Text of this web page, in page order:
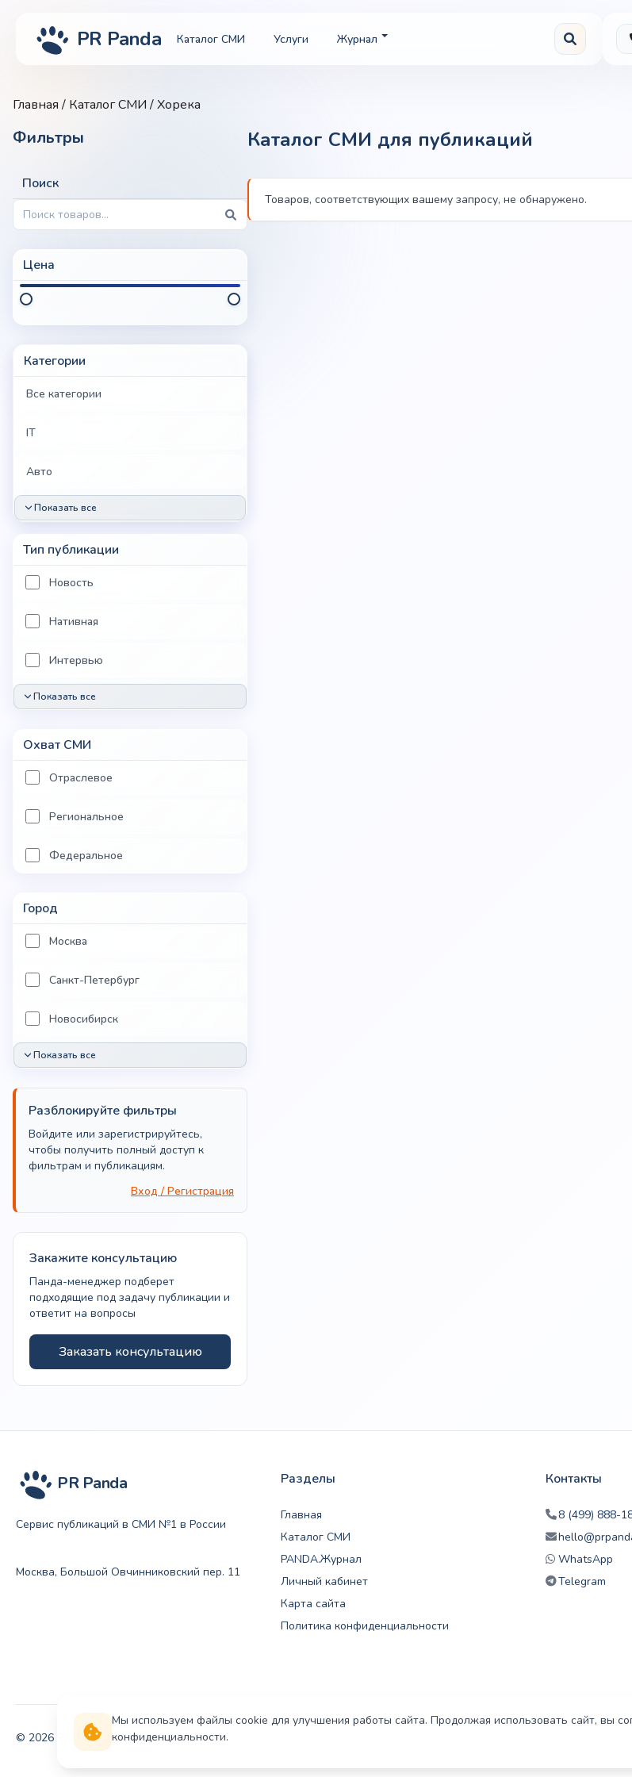
PR Panda Каталог СМИ Услуги Журнал
Главная/ Каталог СМИ/ Хорека
Фильтры
Поиск
Цена
Категории
Все категории
IT
Авто
Показать все
Тип публикации
Новость
Нативная
Интервью
Показать все
Охват СМИ
Отраслевое
Региональное
Федеральное
Город
Москва
Санкт-Петербург
Новосибирск
Показать все
Разблокируйте фильтры
Войдите или зарегистрируйтесь,
чтобы получить полный доступ к
фильтрам и публикациям.
Вход / Регистрация
Закажите консультацию
Панда-менеджер подберет
подходящие под задачу публикации и
ответит на вопросы
Заказать консультацию
Каталог СМИ для публикаций
Товаров, соответствующих вашему запросу, не обнаружено.
PR Panda
Сервис публикаций в СМИ №1 в России
Москва, Большой Овчинниковский пер. 11
Разделы
Главная
Каталог СМИ
PANDA.Журнал
Личный кабинет
Карта сайта
Политика конфиденциальности
Контакты
8 (499) 888-
WhatsApp
Telegram
© 2026 PR Panda. Все права защищены.
Мы используем файлы cookie для улучшения работы сайта. Продолжая использовать сайт, вы
конфиденциальности.